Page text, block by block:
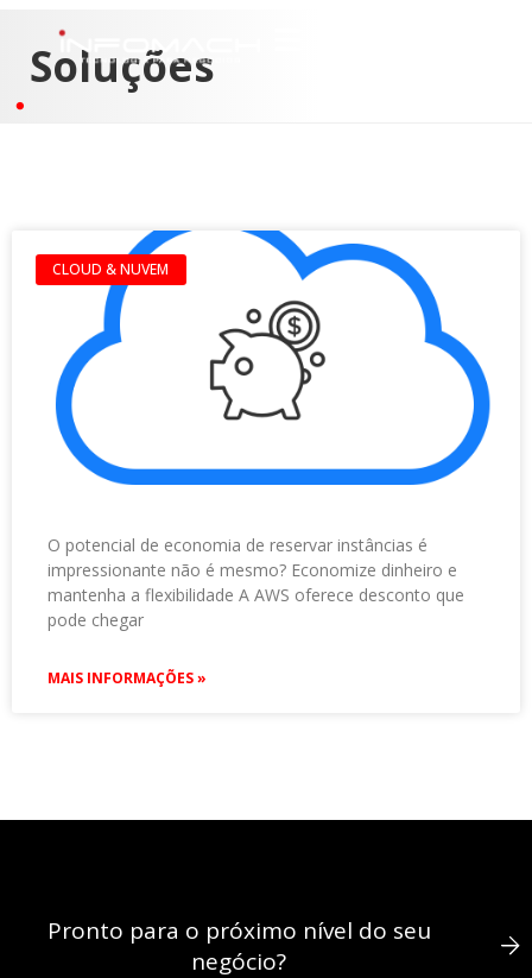
Soluções
CLOUD & NUVEM
O potencial de economia de reservar instâncias é
impressionante não é mesmo? Economize dinheiro e
mantenha a flexibilidade A AWS oferece desconto que
pode chegar
MAIS INFORMAÇÕES »
Pronto para o próximo nível do seu
negócio?